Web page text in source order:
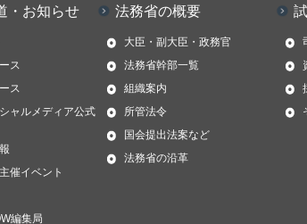
・お知らせ
ス
ス
ャルメディア公式
催イベント
編集局
法務省の概要
大臣・副大臣・政務官
法務省幹部一覧
組織案内
所管法令
国会提出法案など
法務省の沿革